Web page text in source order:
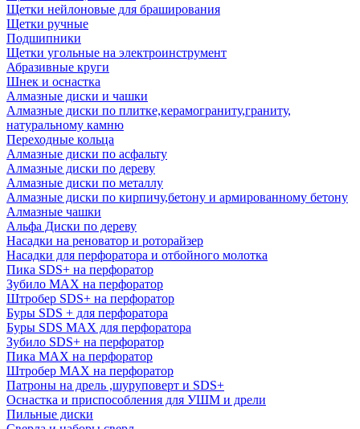
Щетки нейлоновые для браширования
Щетки ручные
Подшипники
Щетки угольные на электроинструмент
Абразивные круги
Шнек и оснастка
Алмазные диски и чашки
Алмазные диски по плитке,керамограниту,граниту,
натуральному камню
Переходные кольца
Алмазные диски по асфальту
Алмазные диски по дереву
Алмазные диски по металлу
Алмазные диски по кирпичу,бетону и армированному бетону
Алмазные чашки
Альфа Диски по дереву
Насадки на реноватор и роторайзер
Насадки для перфоратора и отбойного молотка
Пика SDS+ на перфоратор
Зубило MAX на перфоратор
Штробер SDS+ на перфоратор
Буры SDS + для перфоратора
Буры SDS MAX для перфоратора
Зубило SDS+ на перфоратор
Пика MAX на перфоратор
Штробер MAX на перфоратор
Патроны на дрель ,шуруповерт и SDS+
Оснастка и приспособления для УШМ и дрели
Пильные диски